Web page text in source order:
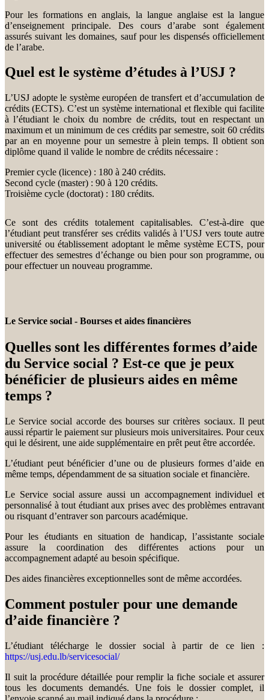
Pour les formations en anglais, la langue anglaise est la langue
d’enseignement principale. Des cours d’arabe sont également
assurés suivant les domaines, sauf pour les dispensés officiellement
de l’arabe.
Quel est le système d’études à l’USJ ?
L’USJ adopte le système européen de transfert et d’accumulation de
crédits (ECTS). C’est un système international et flexible qui facilite
à l’étudiant le choix du nombre de crédits, tout en respectant un
maximum et un minimum de ces crédits par semestre, soit 60 crédits
par an en moyenne pour un semestre à plein temps. Il obtient son
diplôme quand il valide le nombre de crédits nécessaire :
Premier cycle (licence) : 180 à 240 crédits.
Second cycle (master) : 90 à 120 crédits.
Troisième cycle (doctorat) : 180 crédits.
Ce sont des crédits totalement capitalisables. C’est-à-dire que
l’étudiant peut transférer ses crédits validés à l’USJ vers toute autre
université ou établissement adoptant le même système ECTS, pour
effectuer des semestres d’échange ou bien pour son programme, ou
pour effectuer un nouveau programme.
Le Service social - Bourses et aides financières
Quelles sont les différentes formes d’aide
du Service social ? Est-ce que je peux
bénéficier de plusieurs aides en même
temps ?
Le Service social accorde des bourses sur critères sociaux. Il peut
aussi répartir le paiement sur plusieurs mois universitaires. Pour ceux
qui le désirent, une aide supplémentaire en prêt peut être accordée.
L’étudiant peut bénéficier d’une ou de plusieurs formes d’aide en
même temps, dépendamment de sa situation sociale et financière.
Le Service social assure aussi un accompagnement individuel et
personnalisé à tout étudiant aux prises avec des problèmes entravant
ou risquant d’entraver son parcours académique.
Pour les étudiants en situation de handicap, l’assistante sociale
assure la coordination des différentes actions pour un
accompagnement adapté au besoin spécifique.
Des aides financières exceptionnelles sont de même accordées.
Comment postuler pour une demande
d’aide financière ?
L’étudiant télécharge le dossier social à partir de ce lien :
https://usj.edu.lb/servicesocial/
Il suit la procédure détaillée pour remplir la fiche sociale et assurer
tous les documents demandés. Une fois le dossier complet, il